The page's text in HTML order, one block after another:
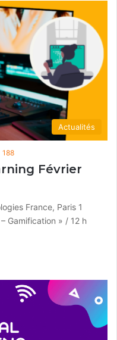
Actualités
188
Février
France, Paris 1
Gamification » / 12 h